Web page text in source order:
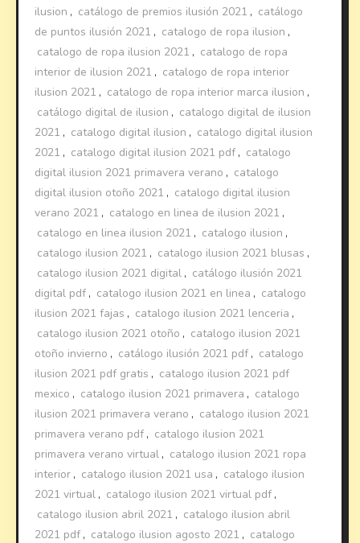
ilusion , catálogo de premios ilusión 2021 , catálogo
de puntos ilusión 2021 , catalogo de ropa ilusion ,
catalogo de ropa ilusion 2021 , catalogo de ropa
interior de ilusion 2021 , catalogo de ropa interior
ilusion 2021 , catalogo de ropa interior marca ilusion ,
catálogo digital de ilusion , catalogo digital de ilusion
2021 , catalogo digital ilusion , catalogo digital ilusion
2021 , catalogo digital ilusion 2021 pdf , catalogo
digital ilusion 2021 primavera verano , catalogo
digital ilusion otoño 2021 , catalogo digital ilusion
verano 2021 , catalogo en linea de ilusion 2021 ,
catalogo en linea ilusion 2021 , catalogo ilusion ,
catalogo ilusion 2021 , catalogo ilusion 2021 blusas ,
catalogo ilusion 2021 digital , catálogo ilusión 2021
digital pdf , catalogo ilusion 2021 en linea , catalogo
ilusion 2021 fajas , catalogo ilusion 2021 lenceria ,
catalogo ilusion 2021 otoño , catalogo ilusion 2021
otoño invierno , catálogo ilusión 2021 pdf , catalogo
ilusion 2021 pdf gratis , catalogo ilusion 2021 pdf
mexico , catalogo ilusion 2021 primavera , catalogo
ilusion 2021 primavera verano , catalogo ilusion 2021
primavera verano pdf , catalogo ilusion 2021
primavera verano virtual , catalogo ilusion 2021 ropa
interior , catalogo ilusion 2021 usa , catalogo ilusion
2021 virtual , catalogo ilusion 2021 virtual pdf ,
catalogo ilusion abril 2021 , catalogo ilusion abril
2021 pdf , catalogo ilusion agosto 2021 , catalogo